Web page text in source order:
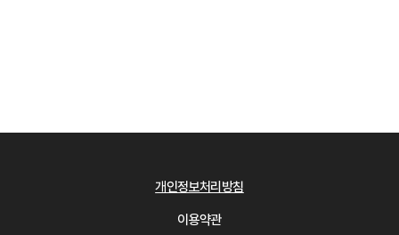
개인정보처리방침
이용약관